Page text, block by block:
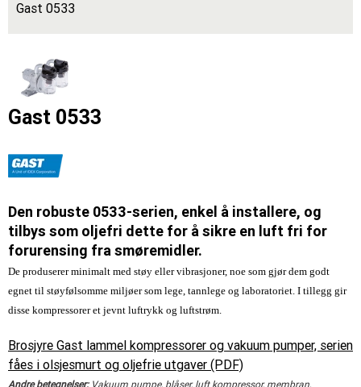
Gast 0533
Gast 0533
Den robuste 0533-serien, enkel å installere, og
tilbys som oljefri dette for å sikre en luft fri for
forurensing fra smøremidler.
De produserer minimalt med støy eller vibrasjoner, noe som gjør dem godt
egnet til støyfølsomme miljøer som lege, tannlege og laboratoriet. I tillegg gir
disse kompressorer et jevnt luftrykk og luftstrøm.
Brosjyre Gast lammel kompressorer og vakuum pumper, serien
fåes i olsjesmurt og oljefrie utgaver (PDF)
Andre betegnelser:Vakuum pumpe, blåser, luft kompressor, membran,